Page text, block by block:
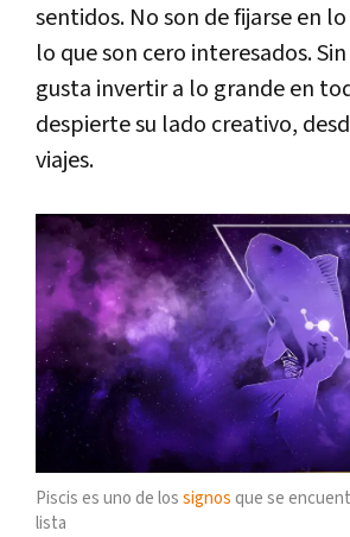
sentidos. No son de fijarse en
lo que son cero interesados.
gusta invertir a lo grande en
despierte su lado creativo,
viajes.
Piscis es uno de los signos que se
lista